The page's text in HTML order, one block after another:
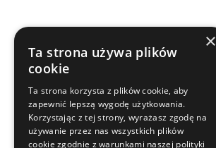
×
Ta strona używa plików
cookie
Ta strona korzysta z plików cookie, aby
zapewnić lepszą wygodę użytkowania.
Korzystając z tej strony, wyrażasz zgodę na
używanie przez nas wszystkich plików
cookie zgodnie z warunkami naszej polityki